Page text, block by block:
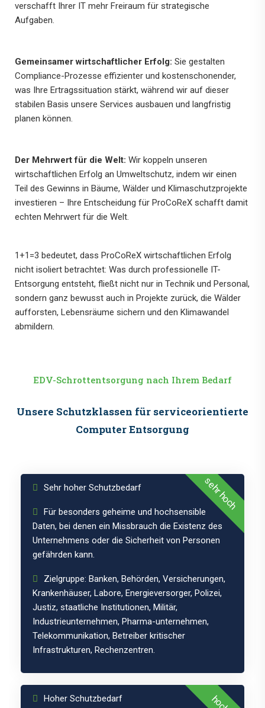
verschafft Ihrer IT mehr Freiraum für strategische
Aufgaben.
Gemeinsamer wirtschaftlicher Erfolg: Sie gestalten
Compliance-Prozesse effizienter und kostenschonender,
was Ihre Ertragssituation stärkt, während wir auf dieser
stabilen Basis unsere Services ausbauen und langfristig
planen können.
Der Mehrwert für die Welt: Wir koppeln unseren
wirtschaftlichen Erfolg an Umweltschutz, indem wir einen
Teil des Gewinns in Bäume, Wälder und Klimaschutzprojekte
investieren – Ihre Entscheidung für ProCoReX schafft damit
echten Mehrwert für die Welt.
1+1=3 bedeutet, dass ProCoReX wirtschaftlichen Erfolg
nicht isoliert betrachtet: Was durch professionelle IT-
Entsorgung entsteht, fließt nicht nur in Technik und Personal,
sondern ganz bewusst auch in Projekte zurück, die Wälder
aufforsten, Lebensräume sichern und den Klimawandel
abmildern.
EDV-Schrottentsorgung nach Ihrem Bedarf
Unsere Schutzklassen für serviceorientierte
Computer Entsorgung
sehr hoch
Schutzklasse
3
Sehr hoher Schutzbedarf
Für besonders geheime und hochsensible
Daten, bei denen ein Missbrauch die Existenz des
Unternehmens oder die Sicherheit von Personen
gefährden kann.
Zielgruppe: Banken, Behörden, Versicherungen,
Krankenhäuser, Labore, Energieversorger, Polizei,
Justiz, staatliche Institutionen, Militär,
Industrieunternehmen, Pharma-unternehmen,
Telekommunikation, Betreiber kritischer
Infrastrukturen, Rechenzentren.
Schutzklasse
2
Hoher Schutzbedarf